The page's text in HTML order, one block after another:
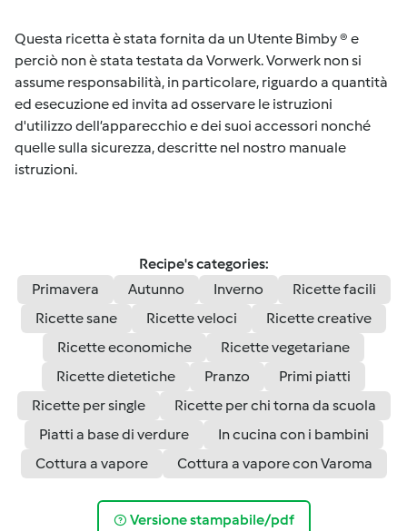
Questa ricetta è stata fornita da un Utente Bimby ® e
perciò non è stata testata da Vorwerk. Vorwerk non si
assume responsabilità, in particolare, riguardo a quantità
ed esecuzione ed invita ad osservare le istruzioni
d'utilizzo dell’apparecchio e dei suoi accessori nonché
quelle sulla sicurezza, descritte nel nostro manuale
istruzioni.
Recipe's categories:
Primavera
Autunno Inverno
Ricette facili
Ricette sane
Ricette veloci
Ricette creative
Ricette economiche
Ricette vegetariane
Ricette dietetiche
Pranzo
Primi piatti
Ricette per single
Ricette per chi torna da scuola
Piatti a base di verdure
In cucina con i bambini
Cottura a vapore
Cottura a vapore con Varoma
Versione stampabile/pdf